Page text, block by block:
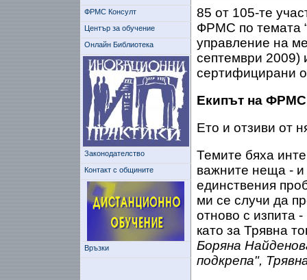
ФРМС Консулт
Център за обучение
Онлайн Библиотека
Законодателство
Контакт с общините
Връзки
85 от 105-те
ФРМС по темата
управление на
септември 2009)
сертифицирани
Екипът на ФРМС
Ето и отзиви от
Темите бяха
важните неща - и
единствения
ми се случи да
отново с изпита
като за Трявна
Боряна
подкрепа",